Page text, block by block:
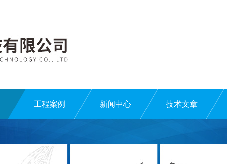
工程案例 新闻中心 技术文章